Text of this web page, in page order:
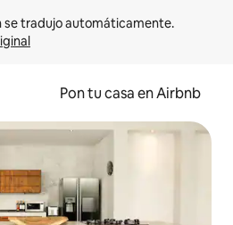
Pon tu casa en Airbnb